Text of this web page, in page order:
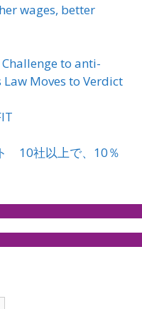
wages, better
to anti-
Moves to Verdict
10社以上で、10％